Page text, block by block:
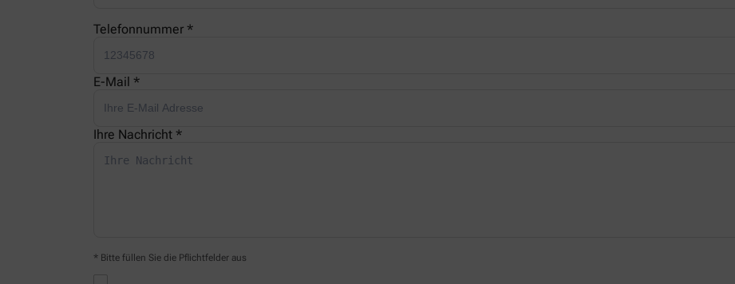
Telefonnummer *
E-Mail *
Ihre Nachricht *
* Bitte füllen Sie die Pflichtfelder aus